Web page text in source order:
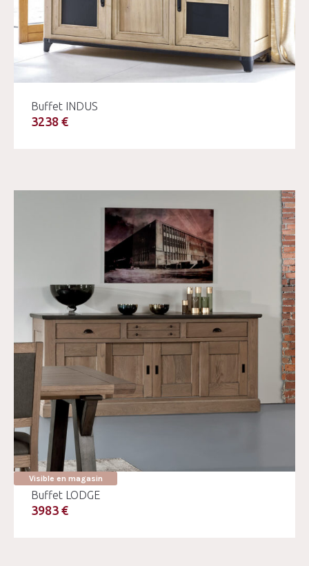
Buffet INDUS
3238 €
Visible en magasin
Buffet LODGE
3983 €